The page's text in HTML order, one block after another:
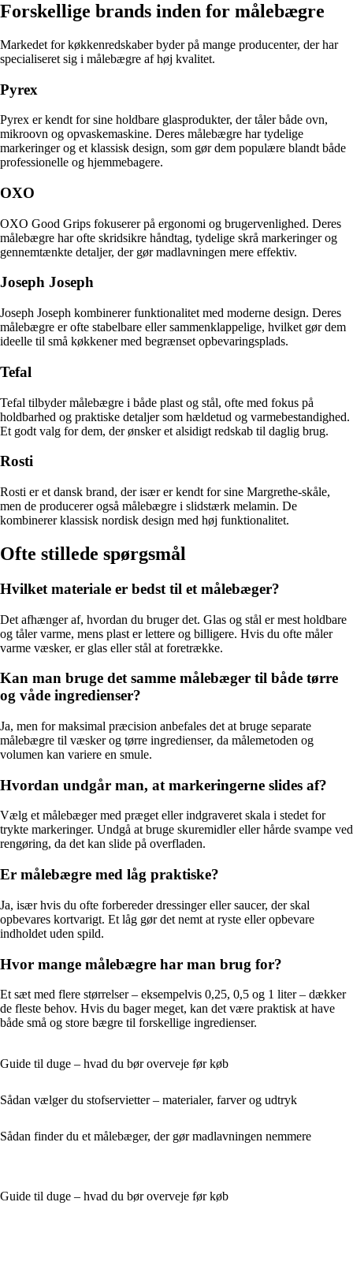
Forskellige brands inden for målebægre
Markedet for køkkenredskaber byder på mange producenter, der har
specialiseret sig i målebægre af høj kvalitet.
Pyrex
Pyrex er kendt for sine holdbare glasprodukter, der tåler både ovn,
mikroovn og opvaskemaskine. Deres målebægre har tydelige
markeringer og et klassisk design, som gør dem populære blandt både
professionelle og hjemmebagere.
OXO
OXO Good Grips fokuserer på ergonomi og brugervenlighed. Deres
målebægre har ofte skridsikre håndtag, tydelige skrå markeringer og
gennemtænkte detaljer, der gør madlavningen mere effektiv.
Joseph Joseph
Joseph Joseph kombinerer funktionalitet med moderne design. Deres
målebægre er ofte stabelbare eller sammenklappelige, hvilket gør dem
ideelle til små køkkener med begrænset opbevaringsplads.
Tefal
Tefal tilbyder målebægre i både plast og stål, ofte med fokus på
holdbarhed og praktiske detaljer som hældetud og varmebestandighed.
Et godt valg for dem, der ønsker et alsidigt redskab til daglig brug.
Rosti
Rosti er et dansk brand, der især er kendt for sine Margrethe-skåle,
men de producerer også målebægre i slidstærk melamin. De
kombinerer klassisk nordisk design med høj funktionalitet.
Ofte stillede spørgsmål
Hvilket materiale er bedst til et målebæger?
Det afhænger af, hvordan du bruger det. Glas og stål er mest holdbare
og tåler varme, mens plast er lettere og billigere. Hvis du ofte måler
varme væsker, er glas eller stål at foretrække.
Kan man bruge det samme målebæger til både tørre
og våde ingredienser?
Ja, men for maksimal præcision anbefales det at bruge separate
målebægre til væsker og tørre ingredienser, da målemetoden og
volumen kan variere en smule.
Hvordan undgår man, at markeringerne slides af?
Vælg et målebæger med præget eller indgraveret skala i stedet for
trykte markeringer. Undgå at bruge skuremidler eller hårde svampe ved
rengøring, da det kan slide på overfladen.
Er målebægre med låg praktiske?
Ja, især hvis du ofte forbereder dressinger eller saucer, der skal
opbevares kortvarigt. Et låg gør det nemt at ryste eller opbevare
indholdet uden spild.
Hvor mange målebægre har man brug for?
Et sæt med flere størrelser – eksempelvis 0,25, 0,5 og 1 liter – dækker
de fleste behov. Hvis du bager meget, kan det være praktisk at have
både små og store bægre til forskellige ingredienser.
Guide til duge – hvad du bør overveje før køb
Sådan vælger du stofservietter – materialer, farver og udtryk
Sådan finder du et målebæger, der gør madlavningen nemmere
Guide til duge – hvad du bør overveje før køb